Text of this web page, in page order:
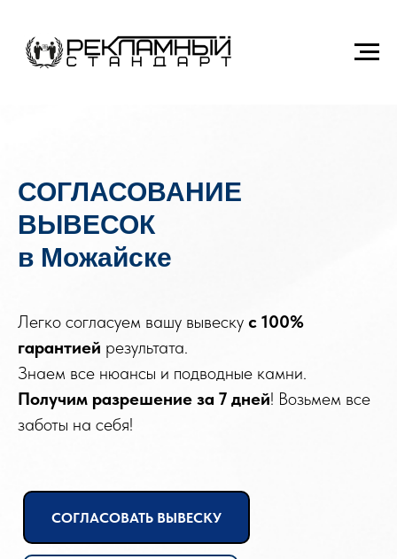
СОГЛАСОВАНИЕ
ВЫВЕСОК
в Можайске
Легко согласуем вашу вывеску с 100%
гарантией результата.
Знаем все нюансы и подводные камни.
Получим разрешение за 7 дней! Возьмем все
заботы на себя!
СОГЛАСОВАТЬ ВЫВЕСКУ